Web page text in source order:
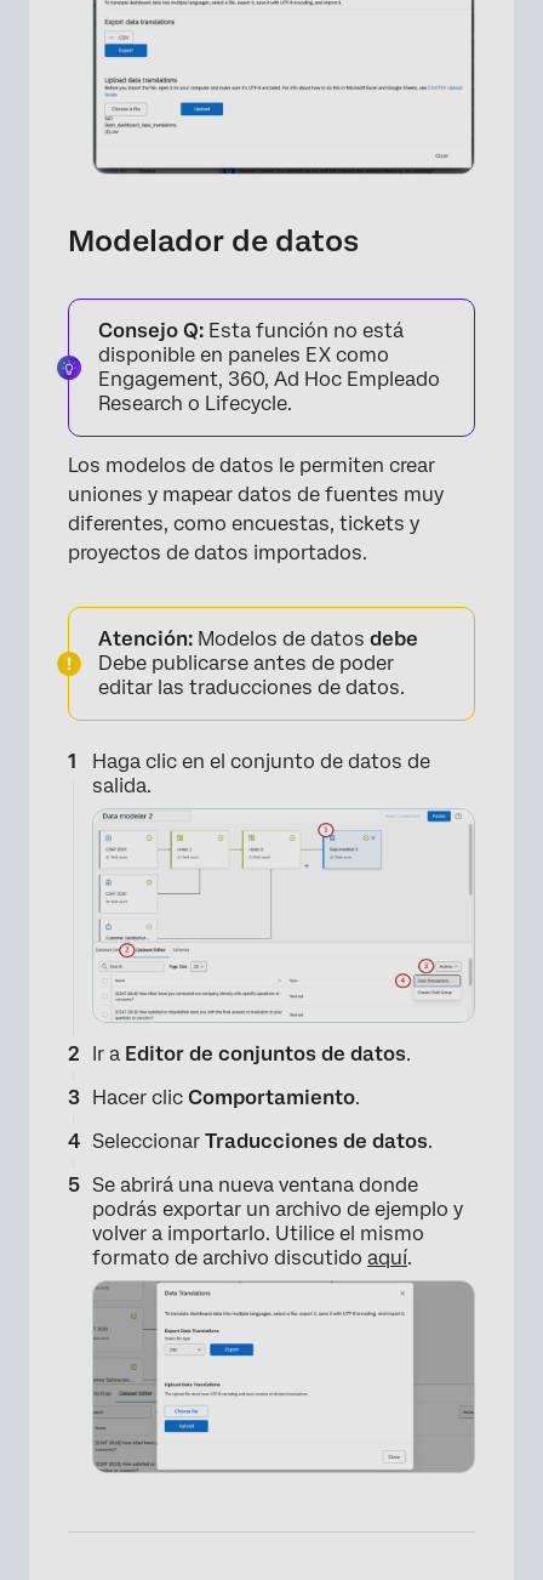
Modelador de datos
Consejo Q: Esta función no está
disponible en paneles EX como
Engagement, 360, Ad Hoc Empleado
Research o Lifecycle.
Los modelos de datos le permiten crear
uniones y mapear datos de fuentes muy
diferentes, como encuestas, tickets y
proyectos de datos importados.
Atención: Modelos de datos debe
Debe publicarse antes de poder
editar las traducciones de datos.
Haga clic en el conjunto de datos de
salida.
Ir a Editor de conjuntos de datos.
Hacer clic Comportamiento.
Seleccionar Traducciones de datos.
Se abrirá una nueva ventana donde
podrás exportar un archivo de ejemplo y
volver a importarlo. Utilice el mismo
formato de archivo discutido aquí.